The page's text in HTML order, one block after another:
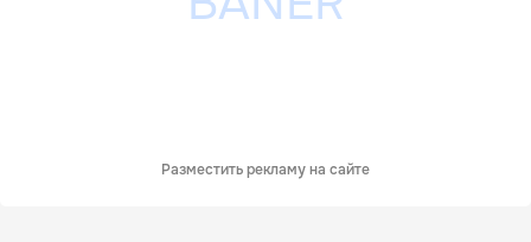
Разместить рекламу на сайте